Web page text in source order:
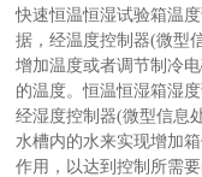
快速恒温恒湿试验箱温
据，经温度控制器(微型
增加温度或者调节制冷
的温度。恒温恒湿箱湿
经湿度控制器(微型信息
水槽内的水来实现增加
作用，以达到控制所需